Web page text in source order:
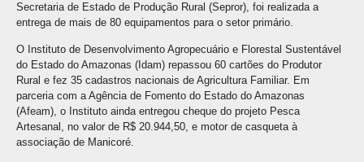
Secretaria de Estado de Produção Rural (Sepror), foi realizada a
entrega de mais de 80 equipamentos para o setor primário.
O Instituto de Desenvolvimento Agropecuário e Florestal Sustentável
do Estado do Amazonas (Idam) repassou 60 cartões do Produtor
Rural e fez 35 cadastros nacionais de Agricultura Familiar. Em
parceria com a Agência de Fomento do Estado do Amazonas
(Afeam), o Instituto ainda entregou cheque do projeto Pesca
Artesanal, no valor de R$ 20.944,50, e motor de casqueta à
associação de Manicoré.